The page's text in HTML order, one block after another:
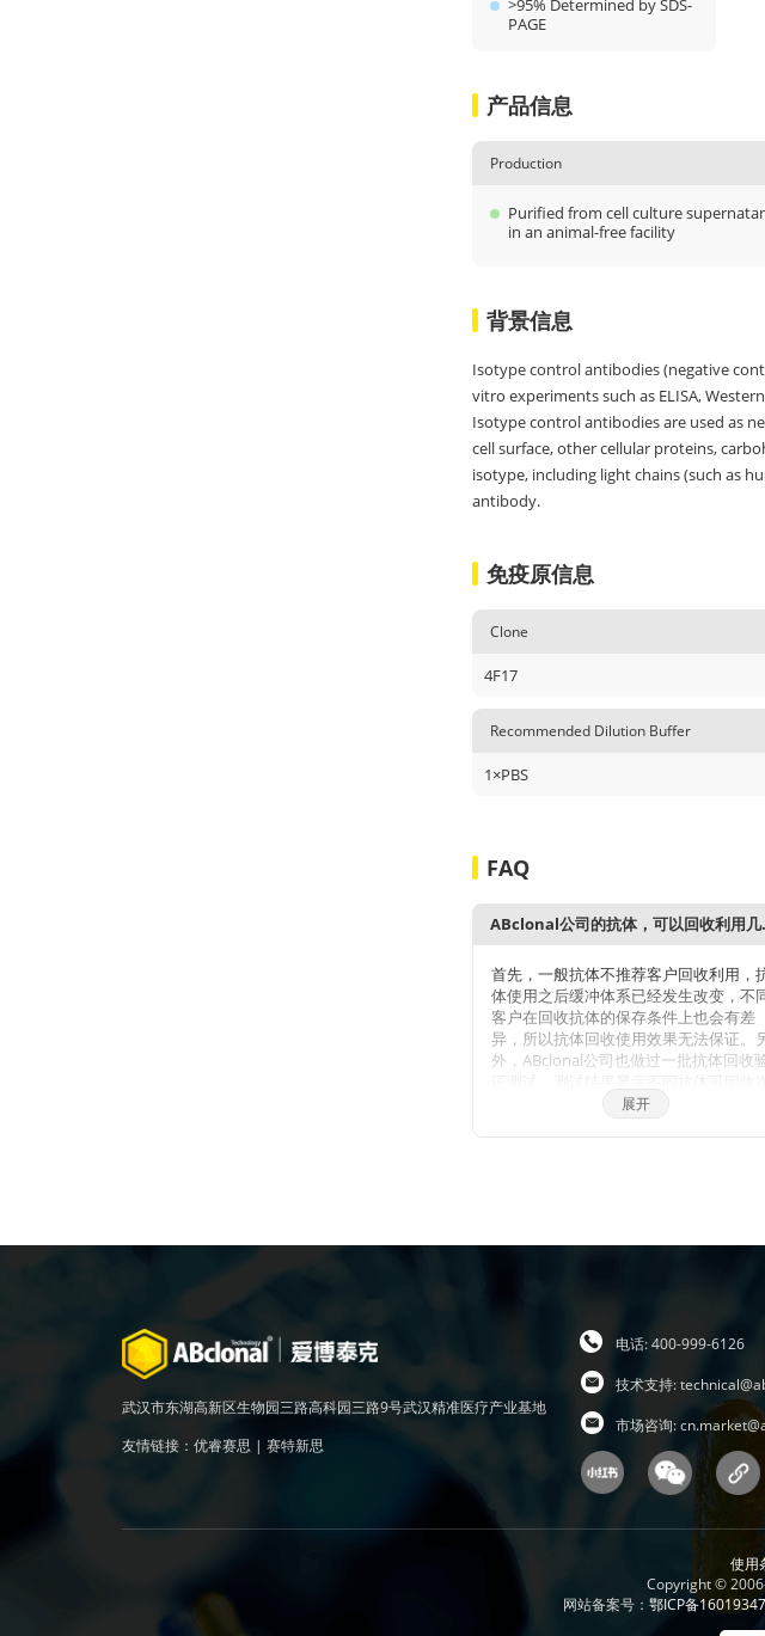
>95% Determined by SDS-
PAGE
产品信息
Production
Purified from cell culture
in an animal-free facility
背景信息
Isotype control antibodies (negative
vitro experiments such as ELISA,
Isotype control antibodies are used as
cell surface, other cellular proteins,
isotype, including light chains (such as
antibody.
免疫原信息
Clone
4F17
Recommended Dilution Buffer
1×PBS
FAQ
首先，一般抗体不推荐客户回收利用，
体使用之后缓冲体系已经发生改变，不
客户在回收抗体的保存条件上也会有差
异，所以抗体回收使用效果无法保证。
外，ABclonal公司也做过一批抗体回收
数不同，一般效价越高的抗体，可重复使
用的次数越多，客户可根据实验情况来确
展开
武汉市东湖高新区生物园三路高科园三路9号武汉精准医疗产业基地
友情链接： 优睿赛思 | 赛特新思
电话: 400-999-6126
技术支持:
市场咨询:
使用
Copyright ©
网站备案号： 鄂ICP备